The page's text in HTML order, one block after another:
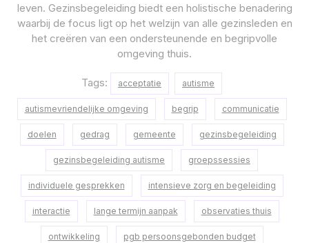
leven. Gezinsbegeleiding biedt een holistische benadering
waarbij de focus ligt op het welzijn van alle gezinsleden en
het creëren van een ondersteunende en begripvolle
omgeving thuis.
Tags: acceptatie autisme
autismevriendelijke omgeving begrip communicatie
doelen gedrag gemeente gezinsbegeleiding
gezinsbegeleiding autisme groepssessies
individuele gesprekken intensieve zorg en begeleiding
interactie lange termijn aanpak observaties thuis
ontwikkeling pgb persoonsgebonden budget